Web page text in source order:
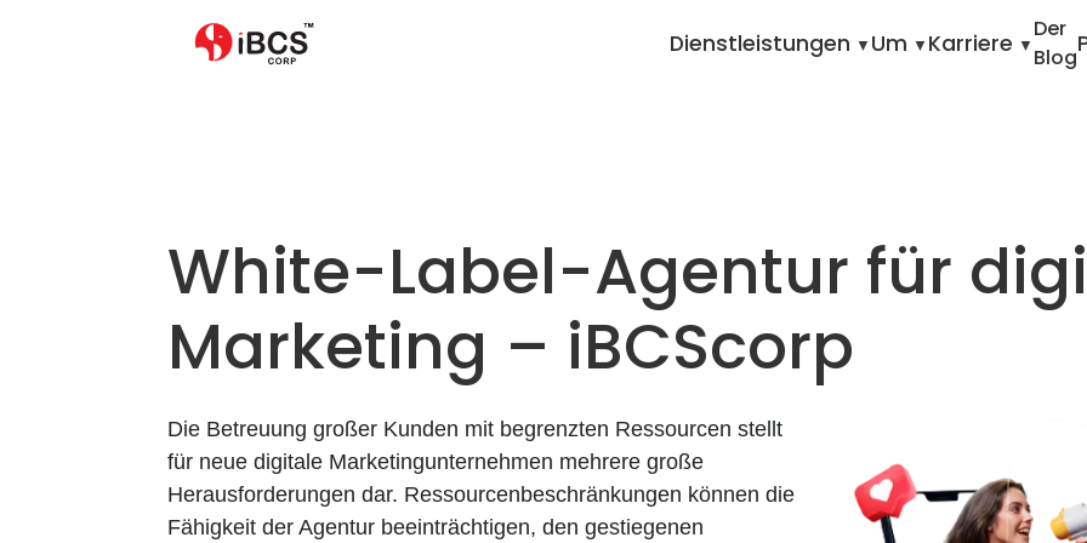
Dienstleistungen Um Karriere
Der
Blog
White-Label-
White-Label-Agentur für
Marketing – iBCScorp
Die Betreuung großer Kunden mit begrenzten Ressourcen stellt
für neue digitale Marketingunternehmen mehrere große
Herausforderungen dar. Ressourcenbeschränkungen können die
Fähigkeit der Agentur beeinträchtigen, den gestiegenen